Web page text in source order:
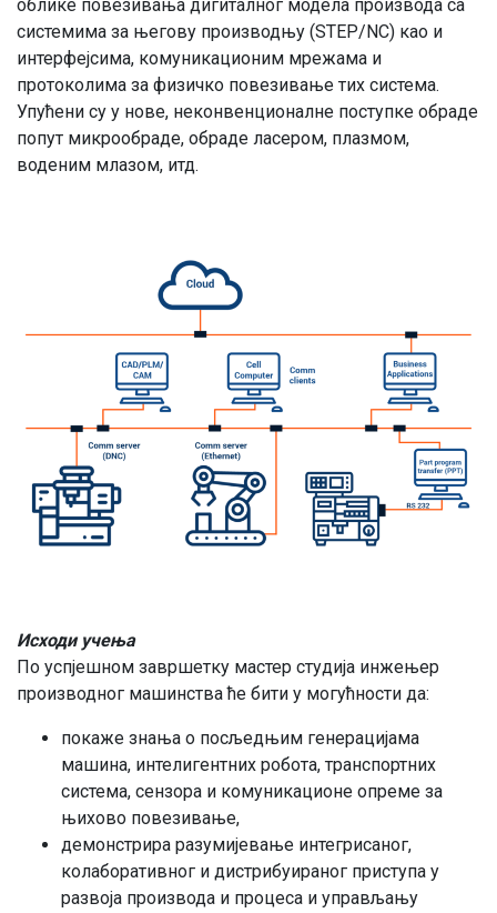
облике повезивања дигиталног модела производа са
системима за његову производњу (STEP/NC) као и
интерфејсима, комуникационим мрежама и
протоколима за физичко повезивање тих система.
Упућени су у нове, неконвенционалне поступке обраде
попут микрообраде, обраде ласером, плазмом,
воденим млазом, итд.
Исходи учења
По успјешном завршетку мастер студија инжењер
производног машинства ће бити у могућности да:
покаже знања о посљедњим генерацијама
машина, интелигентних робота, транспортних
система, сензора и комуникационе опреме за
њихово повезивање,
демонстрира разумијевање интегрисаног,
колаборативног и дистрибуираног приступа у
развоја производа и процеса и управљању